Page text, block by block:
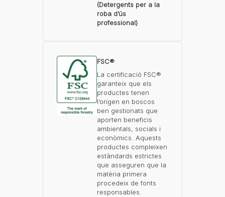
(Detergents per a la
roba d’ús
professional)
FSC®
La certificació FSC®
garanteix que els
productes tenen
l’origen en boscos
ben gestionats que
aporten beneficis
ambientals, socials i
econòmics. Aquests
productes compleixen
estàndards estrictes
que asseguren que la
matèria primera
procedeix de fonts
responsables.